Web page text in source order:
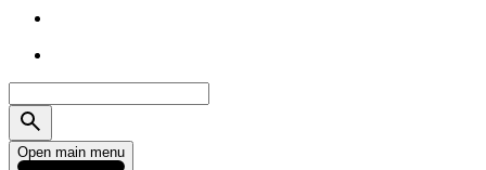
Open main menu